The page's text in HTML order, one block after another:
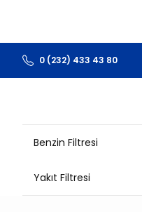
0 (232) 433 43 80
Benzin Filtresi
Yakıt Filtresi